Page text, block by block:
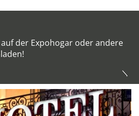
der Expohogar oder andere